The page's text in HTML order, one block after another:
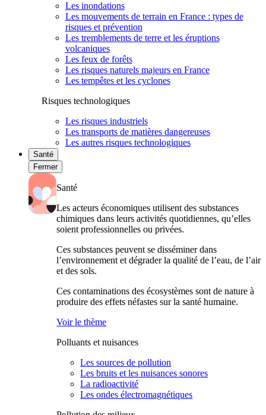
Les inondations
Les mouvements de terrain en France : types de
risques et prévention
Les tremblements de terre et les éruptions
volcaniques
Les feux de forêts
Les risques naturels majeurs en France
Les tempêtes et les cyclones
Risques technologiques
Les risques industriels
Les transports de matières dangereuses
Les autres risques technologiques
Santé
Fermer
Santé
Les acteurs économiques utilisent des substances
chimiques dans leurs activités quotidiennes, qu’elles
soient professionnelles ou privées.
Ces substances peuvent se disséminer dans
l’environnement et dégrader la qualité de l’eau, de l’air
et des sols.
Ces contaminations des écosystèmes sont de nature à
produire des effets néfastes sur la santé humaine.
Voir le thème
Polluants et nuisances
Les sources de pollution
Les bruits et les nuisances sonores
La radioactivité
Les ondes électromagnétiques